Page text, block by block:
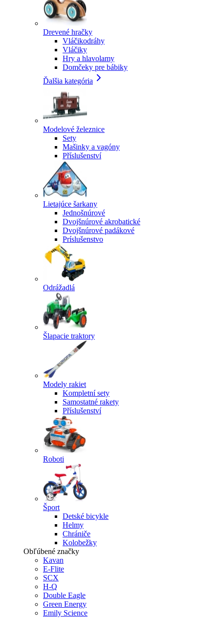
Drevené hračky
Vláčikodráhy
Vláčiky
Hry a hlavolamy
Domčeky pre bábiky
Ďalšia kategória
Modelové železnice
Sety
Mašinky a vagóny
Příslušenství
Lietajúce šarkany
Jednošnúrové
Dvojšnúrové akrobatické
Dvojšnúrové padákové
Príslušenstvo
Odrážadlá
Šlapacie traktory
Modely rakiet
Kompletní sety
Samostatné rakety
Příslušenství
Roboti
Šport
Detské bicykle
Helmy
Chrániče
Kolobežky
Obľúbené značky
Kavan
E-Flite
SCX
H-Q
Double Eagle
Green Energy
Emily Science